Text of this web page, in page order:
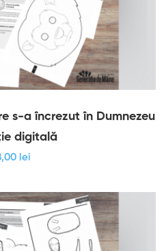
s-a încrezut în Dumnezeu
digitală
,00 lei